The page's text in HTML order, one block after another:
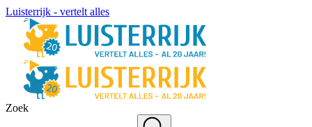
Luisterrijk - vertelt alles
Zoek